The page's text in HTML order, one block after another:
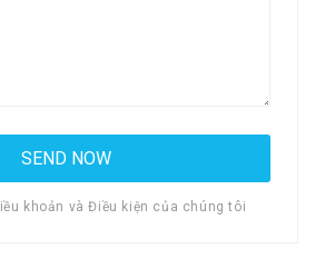
khoản và Điều kiện của chúng tôi